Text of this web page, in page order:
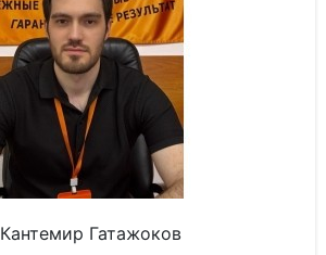
Кантемир Гатажоков